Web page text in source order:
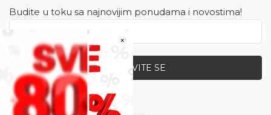
×
Budite u toku sa najnovijim ponudama i novostima!
PRIJAVITE SE
Zapratite nas